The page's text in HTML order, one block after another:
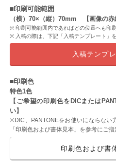
■印刷可能範囲
（横）70×（縦）70mm 【画像の赤
印刷可能範囲内であればどの位置へも印
入稿の際は、下記「入稿テンプレート」
入稿テンプ
■印刷色
特色1色
【ご希望の印刷色をDICまたは
い】
※DIC、PANTONEをお使いにならない
「印刷色および書体見本」を参考にご指
印刷色および書